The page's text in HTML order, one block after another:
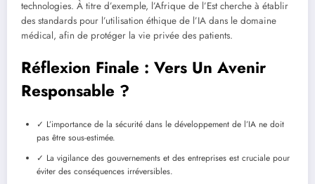
technologies. À titre d’exemple, l’Afrique de l’Est cherche à établir
des standards pour l’utilisation éthique de l’IA dans le domaine
médical, afin de protéger la vie privée des patients.
Réflexion Finale : Vers Un Avenir
Responsable ?
✓ L’importance de la sécurité dans le développement de l’IA ne doit
pas être sous-estimée.
✓ La vigilance des gouvernements et des entreprises est cruciale pour
éviter des conséquences irréversibles.